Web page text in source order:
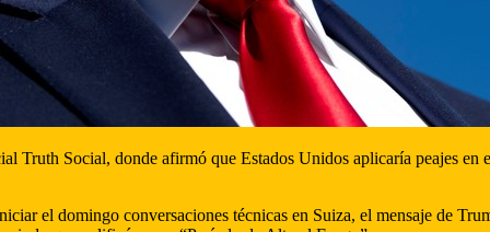
Truth Social, donde afirmó que Estados Unidos aplicaría peajes
el domingo conversaciones técnicas en Suiza, el mensaje de